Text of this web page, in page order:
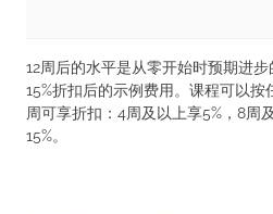
12周后的水平是从零开始时预期进
15%折扣后的示例费用。课程可以
周可享折扣：4周及以上享5%，8周
15%。